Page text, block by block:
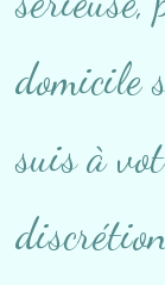
domicile
suis à